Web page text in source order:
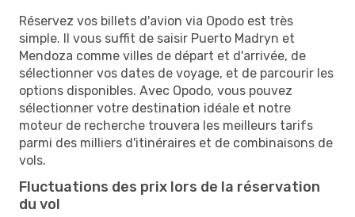
Réservez vos billets d'avion via Opodo est très
simple. Il vous suffit de saisir Puerto Madryn et
Mendoza comme villes de départ et d'arrivée, de
sélectionner vos dates de voyage, et de parcourir les
options disponibles. Avec Opodo, vous pouvez
sélectionner votre destination idéale et notre
moteur de recherche trouvera les meilleurs tarifs
parmi des milliers d'itinéraires et de combinaisons de
vols.
Fluctuations des prix lors de la réservation
du vol